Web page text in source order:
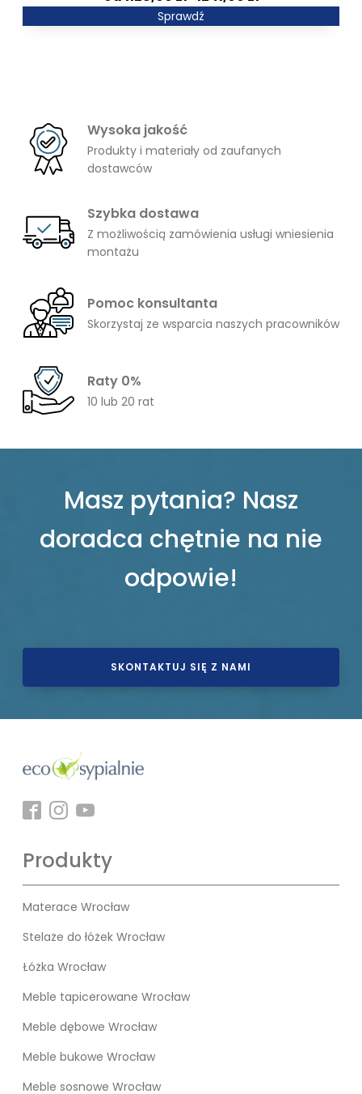
490,00 złSprawdź
Wysoka jakość
Produkty i materiały od zaufanych
dostawców
Szybka dostawa
Z możliwością zamówienia usługi wniesienia
montażu
Pomoc konsultanta
Skorzystaj ze wsparcia naszych pracowników
Raty 0%
10 lub 20 rat
Masz pytania? Nasz
doradca chętnie na nie
odpowie!
SKONTAKTUJ SIĘ Z NAMI
Produkty
Materace Wrocław
Stelaże do łóżek Wrocław
Łóżka Wrocław
Meble tapicerowane Wrocław
Meble dębowe Wrocław
Meble bukowe Wrocław
Meble sosnowe Wrocław